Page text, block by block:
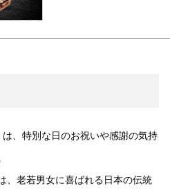
は、特別な日のお祝いや感謝の気持
、老若男女に喜ばれる日本の伝統